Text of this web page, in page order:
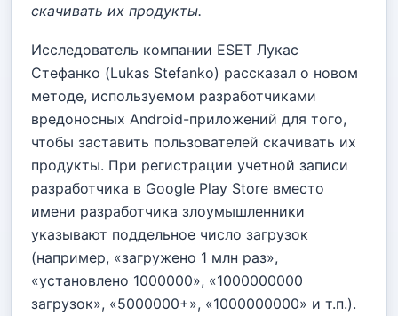
скачивать их продукты.
Исследователь компании ESET Лукас
Стефанко (Lukas Stefanko) рассказал о новом
методе, используемом разработчиками
вредоносных Android-приложений для того,
чтобы заставить пользователей скачивать их
продукты. При регистрации учетной записи
разработчика в Google Play Store вместо
имени разработчика злоумышленники
указывают поддельное число загрузок
(например, «загружено 1 млн раз»,
«установлено 1000000», «1000000000
загрузок», «5000000+», «1000000000» и т.п.).